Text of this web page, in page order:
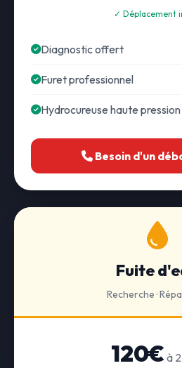
✓ Déplacement
Diagnostic offert
Furet professionnel
Hydrocureuse haute
Besoin d'un
Fuite
Recherche ·
120€ à